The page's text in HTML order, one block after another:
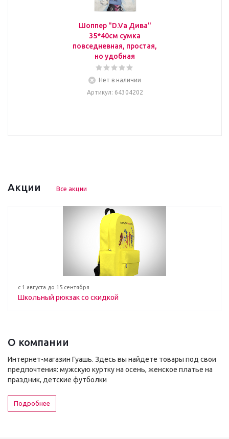
Шоппер "D.Va Дива"
35*40см сумка
повседневная, простая,
но удобная
Нет в наличии
Артикул: 64304202
Акции Все акции
с 1 августа до 15 сентября
Школьный рюкзак со скидкой
О компании
Интернет-магазин Гуашь. Здесь вы найдете товары под свои
предпочтения: мужскую куртку на осень, женское платье на
праздник, детские футболки
Подробнее